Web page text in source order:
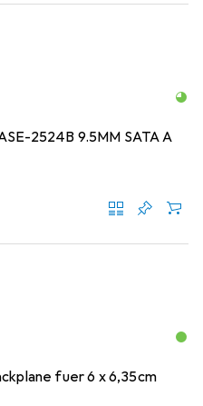
2524B 9.5MM SATA A
fuer 6 x 6,35cm